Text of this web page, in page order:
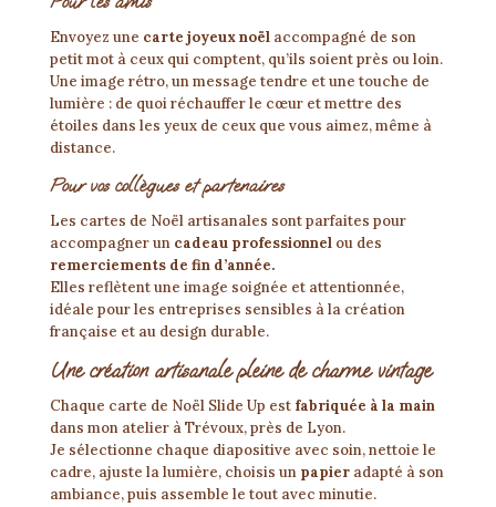
Envoyez une carte joyeux noël accompagné de son
petit mot à ceux qui comptent, qu’ils soient près ou loin.
Une image rétro, un message tendre et une touche de
lumière : de quoi réchauffer le cœur et mettre des
étoiles dans les yeux de ceux que vous aimez, même à
distance.
Pour vos collègues et partenaires
Les cartes de Noël artisanales sont parfaites pour
accompagner un cadeau professionnelou des
remerciements de fin d’année.
Elles reflètent une image soignée et attentionnée,
idéale pour les entreprises sensibles à la création
française et au design durable.
Une création artisanale pleine de charme vintage
Chaque carte de Noël Slide Up est fabriquée à la main
dans mon atelier à Trévoux, près de Lyon.
Je sélectionne chaque diapositive avec soin, nettoie le
cadre, ajuste la lumière, choisis un papier adapté à son
ambiance, puis assemble le tout avec minutie.